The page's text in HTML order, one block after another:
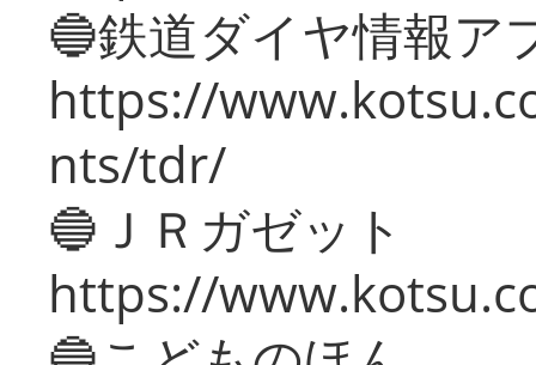
🔵鉄道ダイヤ情報ア
https://
nts/tdr/
🔵ＪＲガゼット
https://